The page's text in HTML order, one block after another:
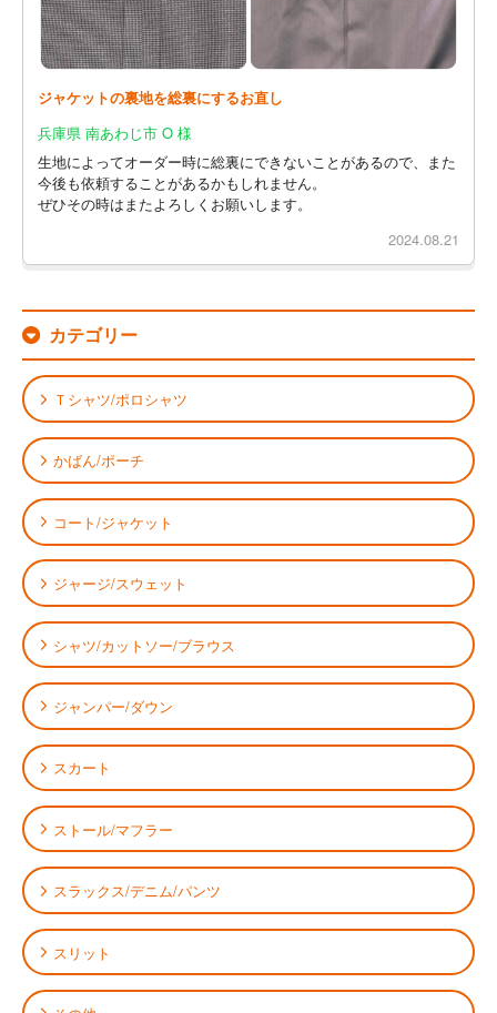
ジャケットの裏地を総裏にするお直し
兵庫県 南あわじ市 O 様
生地によってオーダー時に総裏にできないことがあるので、また
今後も依頼することがあるかもしれません。
ぜひその時はまたよろしくお願いします。
2024.08.21
カテゴリー
Ｔシャツ/ポロシャツ
かばん/ポーチ
コート/ジャケット
ジャージ/スウェット
シャツ/カットソー/ブラウス
ジャンパー/ダウン
スカート
ストール/マフラー
スラックス/デニム/パンツ
スリット